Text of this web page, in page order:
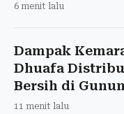
6 menit lalu
Dampak
Dhuafa
Bersih di
11 menit lalu